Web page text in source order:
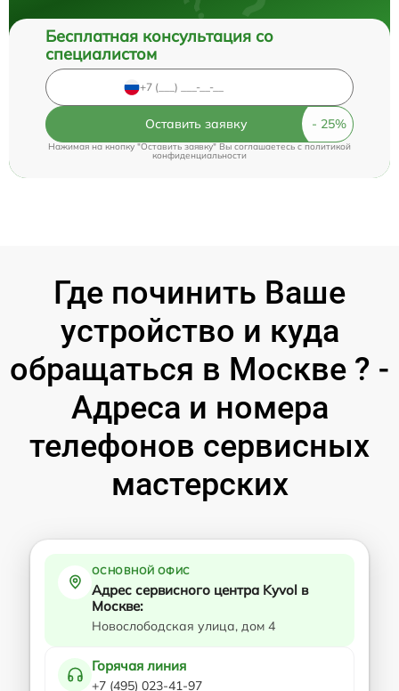
Бесплатная консультация со
специалистом
Оставить заявку
Нажимая на кнопку "Оставить заявку" Вы соглашаетесь cполитикой
конфиденциальности
Где починить Ваше
устройство и куда
обращаться в Москве ? -
Адреса и номера
телефонов сервисных
мастерских
ОСНОВНОЙ ОФИС
Адрес сервисного центра Kyvol в
Москве:
Новослободская улица, дом 4
Горячая линия
+7 (495) 023-41-97